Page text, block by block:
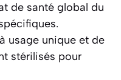
de santé global du
usage unique et de
stérilisés pour